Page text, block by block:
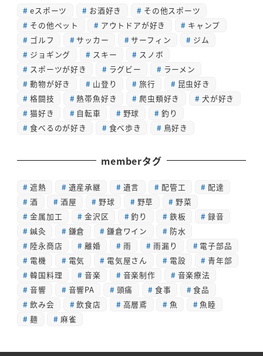
eスポーツ お酒好き
その他スポーツ
その他ペット
アウトドアが好き
キャンプ
ゴルフ
サッカー サーフィン
ジム
ジョギング
スキー
スノボ
スポーツが好き
ラグビー
ラーメン
動物が好き
山登り 旅行
昆虫好き
格闘技
熱帯魚好き 爬虫類好き
犬が好き
猫好き
自転車 野球
釣り
食べるのが好き
食べ歩き 鳥好き
memberタグ
遮熱 遺産承継 遺言 配管工
配達
酒
酒屋 野球 野草
野菜
金属加工
金沢区 釣り 鉄板
録音
鍼灸
鎌倉 鎌倉ワイン
防水
陸永商店
離婚 雨 雨漏り
電子部品
電機
電気 電気屋さん 電設
青年部
韓国料理
音楽 音楽制作
音楽療法
音響
音響PA 頭痛 食事
食品
飲み会
飲食店 高層鳶 魚
魚睦
麺
麻雀